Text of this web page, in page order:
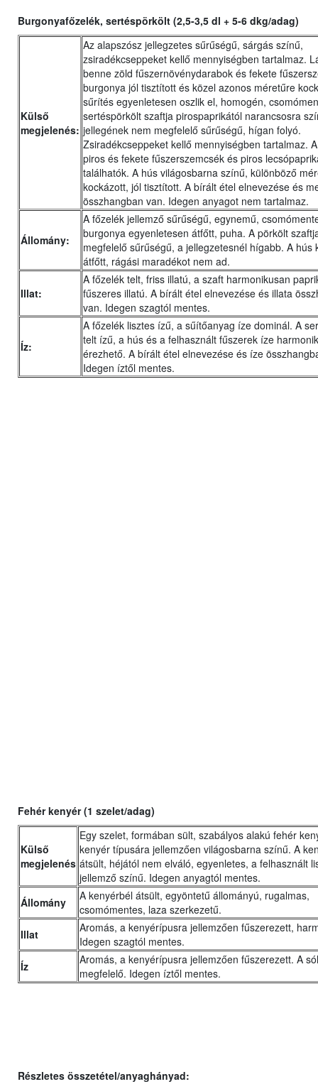
Burgonyafőzelék, sertéspörkölt (2,5-3,5 dl + 5-6 dkg/adag)
Külső
megjelenés:
Az alapszósz jellegzetes sűrűségű, sárgás színű,
zsiradékcseppeket kellő mennyiségben tartalmaz.
benne zöld fűszernövénydarabok és fekete
burgonya jól tisztított és közel azonos méretűre
sűrítés egyenletesen oszlik el, homogén,
sertéspörkölt szaftja pirospaprikától narancsosra
jellegének nem megfelelő sűrűségű, hígan folyó.
Zsiradékcseppeket kellő mennyiségben tartalmaz.
piros és fekete fűszerszemcsék és piros
találhatók. A hús világosbarna színű, különböző
kockázott, jól tisztított. A bírált étel elnevezése és
összhangban van. Idegen anyagot nem tartalmaz.
Állomány:
A főzelék jellemző sűrűségű, egynemű,
burgonya egyenletesen átfőtt, puha. A pörkölt
megfelelő sűrűségű, a jellegzetesnél hígabb. A hús
átfőtt, rágási maradékot nem ad.
Illat:
A főzelék telt, friss illatú, a szaft harmonikusan
fűszeres illatú. A bírált étel elnevezése és illata
van. Idegen szagtól mentes.
Íz:
A főzelék lisztes ízű, a sűítőanyag íze dominál. A
telt ízű, a hús és a felhasznált fűszerek íze
érezhető. A bírált étel elnevezése és íze
Idegen íztől mentes.
Fehér kenyér (1 szelet/adag)
Külső
megjelenés
Egy szelet, formában sült, szabályos alakú fehér
kenyér típusára jellemzően világosbarna színű. A
átsült, héjától nem elváló, egyenletes, a felhasznált
jellemző színű. Idegen anyagtól mentes.
Állomány
A kenyérbél átsült, egyöntetű állományú, rugalmas,
csomómentes, laza szerkezetű.
Illat
Aromás, a kenyérípusra jellemzően fűszerezett,
Idegen szagtól mentes.
Íz
Aromás, a kenyérípusra jellemzően fűszerezett. A
megfelelő. Idegen íztől mentes.
Részletes összetétel/anyaghányad: